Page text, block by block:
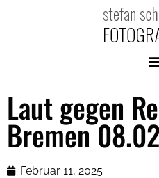
Laut gegen
Bremen
Februar 11, 2025